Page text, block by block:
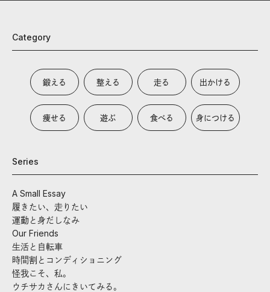
Category
鍛える 整える 走る 出かける
痩せる 遊ぶ 食べる 身につける
Series
A Small Essay
履きたい、走りたい
運動と身だしなみ
Our Friends
生活と自転車
時間割とコンディショニング
怪我こそ、私。
ウチサカさんにきいてみる。